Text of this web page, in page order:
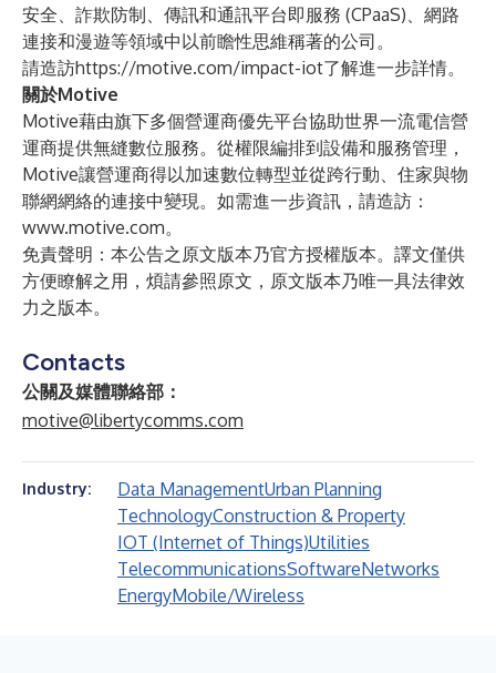
安全、詐欺防制、傳訊和通訊平台即服務 (CPaaS)、網路
連接和漫遊等領域中以前瞻性思維稱著的公司。
請造訪https://motive.com/impact-iot了解進一步詳情。
關於Motive
Motive藉由旗下多個營運商優先平台協助世界一流電信營
運商提供無縫數位服務。從權限編排到設備和服務管理，
Motive讓營運商得以加速數位轉型並從跨行動、住家與物
聯網網絡的連接中變現。如需進一步資訊，請造訪：
www.motive.com。
免責聲明：本公告之原文版本乃官方授權版本。譯文僅供
方便瞭解之用，煩請參照原文，原文版本乃唯一具法律效
力之版本。
Contacts
公關及媒體聯絡部：
motive@libertycomms.com
Industry: Data ManagementUrban Planning
TechnologyConstruction & Property
IOT (Internet of Things)Utilities
TelecommunicationsSoftwareNetworks
EnergyMobile/Wireless